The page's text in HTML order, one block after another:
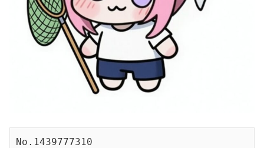
No.1439777310